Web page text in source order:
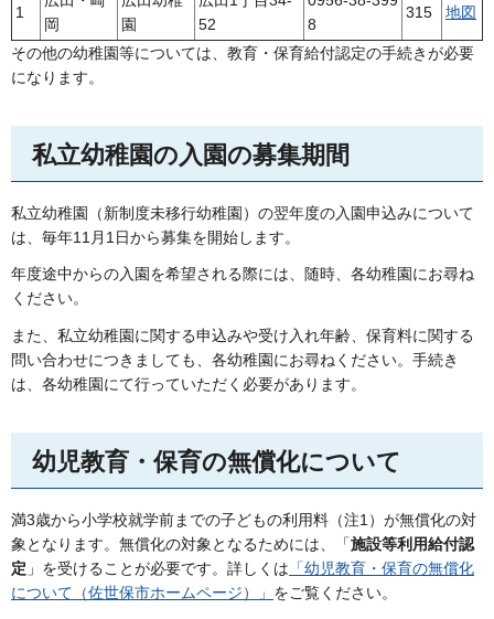
1
岡
園
52
8
315 地図
その他の幼稚園等については、教育・保育給付認定の手続きが必要
になります。
私立幼稚園の入園の募集期間
私立幼稚園（新制度未移行幼稚園）の翌年度の入園申込みについて
は、毎年11月1日から募集を開始します。
年度途中からの入園を希望される際には、随時、各幼稚園にお尋ね
ください。
また、私立幼稚園に関する申込みや受け入れ年齢、保育料に関する
問い合わせにつきましても、各幼稚園にお尋ねください。手続き
は、各幼稚園にて行っていただく必要があります。
幼児教育・保育の無償化について
満3歳から小学校就学前までの子どもの利用料（注1）が無償化の対
象となります。無償化の対象となるためには、「施設等利用給付認
定 」を受けることが必要です。詳しくは 「幼児教育・保育の無償化
について（佐世保市ホームページ）」 をご覧ください。